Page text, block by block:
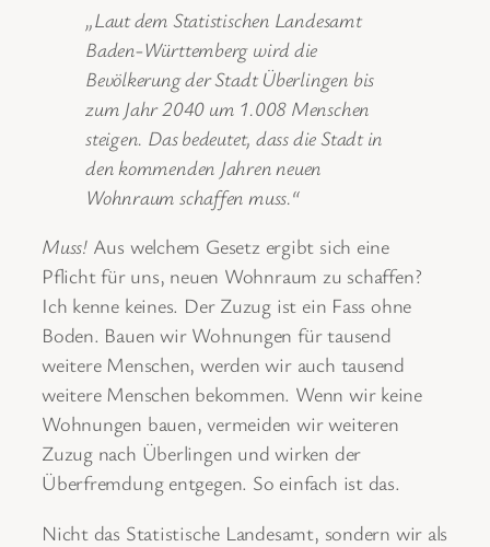
„Laut dem Statistischen Landesamt
Baden-Württemberg wird die
Bevölkerung der Stadt Überlingen bis
zum Jahr 2040 um 1.008 Menschen
steigen. Das bedeutet, dass die Stadt in
den kommenden Jahren neuen
Wohnraum schaffen muss.“
Muss!Aus welchem Gesetz ergibt sich eine
Pflicht für uns, neuen Wohnraum zu schaffen?
Ich kenne keines. Der Zuzug ist ein Fass ohne
Boden. Bauen wir Wohnungen für tausend
weitere Menschen, werden wir auch tausend
weitere Menschen bekommen. Wenn wir keine
Wohnungen bauen, vermeiden wir weiteren
Zuzug nach Überlingen und wirken der
Überfremdung entgegen. So einfach ist das.
Nicht das Statistische Landesamt, sondern wir als